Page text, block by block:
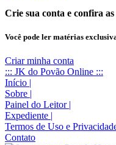
Crie sua conta e confira
Você pode ler matérias
Criar minha conta
::: JK do Povão Online :::
Início |
Sobre |
Painel do Leitor |
Expediente |
Termos de Uso e
Contato